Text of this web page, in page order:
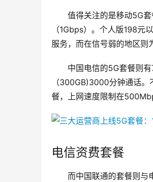
值得关注的是移动5G
（1Gbps）。个人版198
服务，而在信号弱的地区则
中国电信的5G套餐则
（300GB)3000分钟通话
餐，上网速度限制在
电信资费套餐
而中国联通的套餐则与